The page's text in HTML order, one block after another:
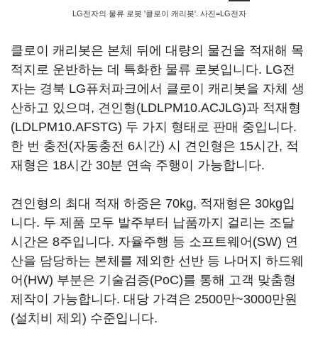
LG전자의 물류 로봇 '클로이 캐리봇'. 사진=LG전자
클로이 캐리봇은 본체 뒤에 대량의 물건을 적재해 목
적지로 운반하는 데 특화한 물류 로봇입니다. LG전
자는 경북 LG퓨처파크에서 클로이 캐리봇을 자체 생
산하고 있으며, 견인형(LDLPM10.ACJLG)과 적재형
(LDLPM10.AFSTG) 두 가지 형태로 판매 중입니다.
한 번 충전(자동충전 6시간) 시 견인형은 15시간, 적
재형은 18시간 30분 연속 주행이 가능합니다.
견인형의 최대 적재 하중은 70kg, 적재형은 30kg입
니다. 두 제품 모두 발주부터 납품까지 걸리는 조달
시간은 8주입니다. 자율주행 등 소프트웨어(SW) 연
산을 담당하는 본체를 제외한 선반 등 나머지 하드웨
어(HW) 부분은 기술검증(PoC)를 통해 고객 맞춤형
제작이 가능합니다. 대당 가격은 2500만~3000만원
(설치비 제외) 수준입니다.